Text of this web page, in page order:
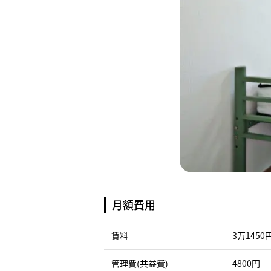
月額費用
賃料 3万1450
管理費(共益費) 4800円